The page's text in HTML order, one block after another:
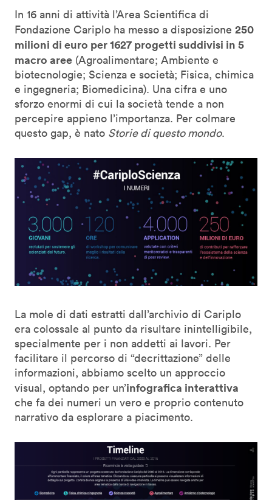
In 16 anni di attività l’Area Scientifica di
Fondazione Cariplo ha messo a disposizione 250
milioni di euro per 1627 progetti suddivisi in 5
macro aree (Agroalimentare; Ambiente e
biotecnologie; Scienza e società; Fisica, chimica
e ingegneria; Biomedicina). Una cifra e uno
sforzo enormi di cui la società tende a non
percepire appieno l’importanza. Per colmare
questo gap, è nato Storie di questo mondo.
La mole di dati estratti dall’archivio di Cariplo
era colossale al punto da risultare inintelligibile,
specialmente per i non addetti ai lavori. Per
facilitare il percorso di “decrittazione” delle
informazioni, abbiamo scelto un approccio
visual, optando per un’infografica interattiva
che fa dei numeri un vero e proprio contenuto
narrativo da esplorare a piacimento.